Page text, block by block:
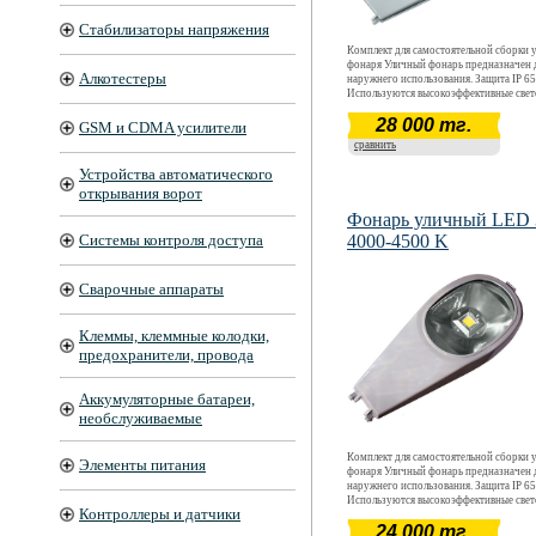
Стабилизаторы напряжения
Алкотестеры
GSM и CDMA усилители
Устройства автоматического
открывания ворот
Системы контроля доступа
Сварочные аппараты
Клеммы, клеммные колодки,
предохранители, провода
Аккумуляторные батареи,
необслуживаемые
Элементы питания
Контроллеры и датчики
Комплект для самостоятельной сборки
фонаря Уличный фонарь предназначен
наружнего использования. Защита IP
Используются высокоэффективные
40 Вт. Цветовая температура 4000 К -
Срок окупаемости ~ 12 месяцев. Срок
эксплуатации более 5 лет.
28 000 тг.
сравнить
Фонарь уличный LED
4000-4500 K
Комплект для самостоятельной сборки
фонаря Уличный фонарь предназначен
наружнего использования. Защита IP
Используются высокоэффективные
30 Вт. Цветовая температура 4000 К -
24 000 тг.